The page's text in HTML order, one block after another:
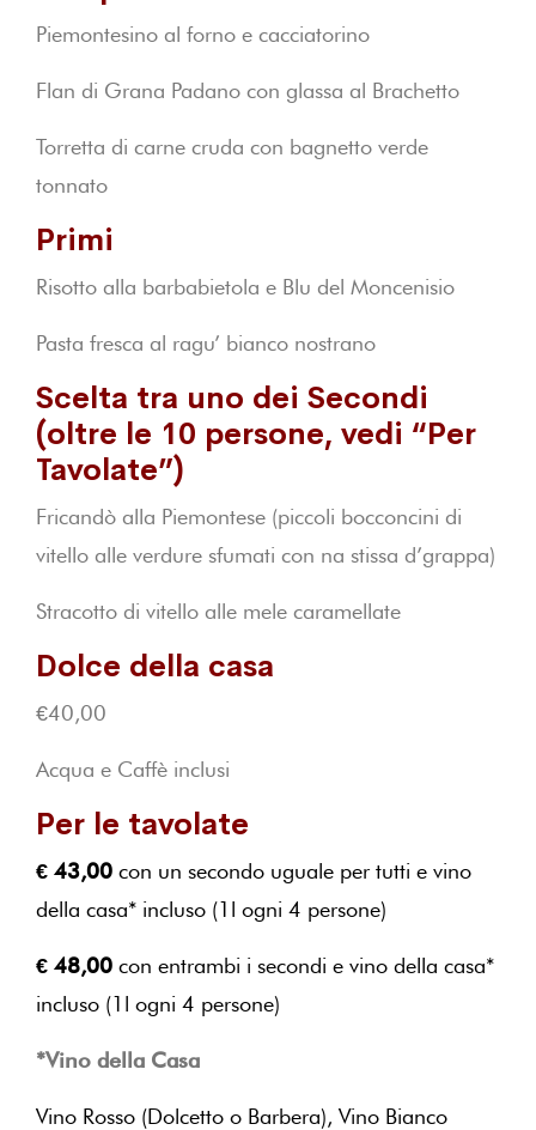
Piemontesino al forno e cacciatorino
Flan di Grana Padano con glassa al Brachetto
Torretta di carne cruda con bagnetto verde
tonnato
Primi
Risotto alla barbabietola e Blu del Moncenisio
Pasta fresca al ragu’ bianco nostrano
Scelta tra uno dei Secondi
(oltre le 10 persone, vedi “Per
Tavolate”)
Fricandò alla Piemontese (piccoli bocconcini di
vitello alle verdure sfumati con na stissa d’grappa)
Stracotto di vitello alle mele caramellate
Dolce della casa
€40,00
Acqua e Caffè inclusi
Per le tavolate
€ 43,00 con un secondo uguale per tutti e vino
della casa* incluso (1l ogni 4 persone)
€ 48,00 con entrambi i secondi e vino della casa*
incluso (1l ogni 4 persone)
*Vino della Casa
Vino Rosso (Dolcetto o Barbera), Vino Bianco